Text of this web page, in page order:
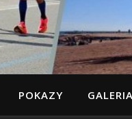
POKAZY